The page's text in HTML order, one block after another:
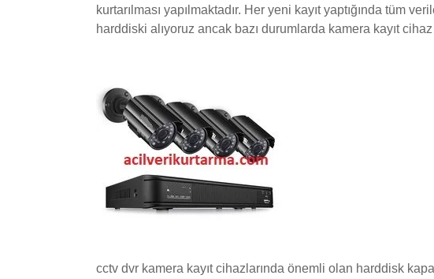
kurtarılması yapılmaktadır. Her yeni kayıt yaptığında tüm
harddiski alıyoruz ancak bazı durumlarda kamera kayıt
cctv dvr kamera kayıt cihazlarında önemli olan harddisk